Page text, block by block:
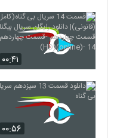
۰۰:۴۱
۰۰:۵۶